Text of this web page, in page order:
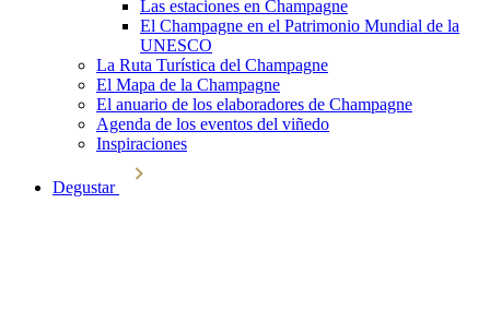
Las estaciones en Champagne
El Champagne en el Patrimonio Mundial de la
UNESCO
La Ruta Turística del Champagne
El Mapa de la Champagne
El anuario de los elaboradores de Champagne
Agenda de los eventos del viñedo
Inspiraciones
Degustar